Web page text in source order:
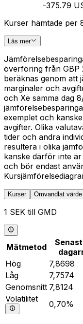
-375.79
Kurser hämtade per
Läs mer
överföring från GBP
beräknas genom att
marginaler och
och Xe samma dag
exemplet och
avgifter. Olika
tider och andra
resultera i olika
kanske därför inte
och bör endast
Kurser Omvandlat värde
1 SEK till GMD
Mätmetod
Hög
7,8698
Låg
7,7574
Genomsnitt 7,8124
Volatilitet
0,70%